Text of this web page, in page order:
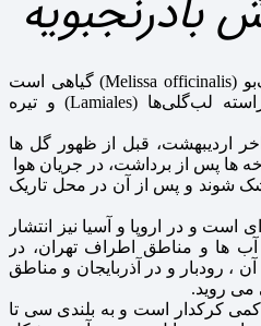
بادرنجبویه یا بادَرَنگْبویه یا وارَنگ‌بو (Melissa officinalis) گیاهی است
معطر و علفی. این گیاه از راسته لب‌گلی‌ها (Lamiales) و تیره
اردیبهشت، قبل از ظهور گل ها
ها پس از برداشت، در جریان هوا
شوند و پس از آن در محل تاریک
است و در اروپا و آسیا نیز انتشار
آب ها و مناطق اطراف تهران، در
رودبار و در آذربایجان و مناطق
می روید.
کرکدار است و به بلندی سی تا